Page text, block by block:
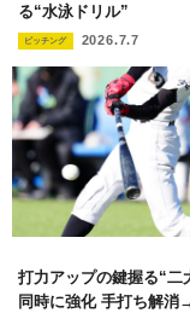
る“水泳ドリル”
ピッチング 2026.7.7
打力アップの鍵握る“二
同時に強化 手打ち解消